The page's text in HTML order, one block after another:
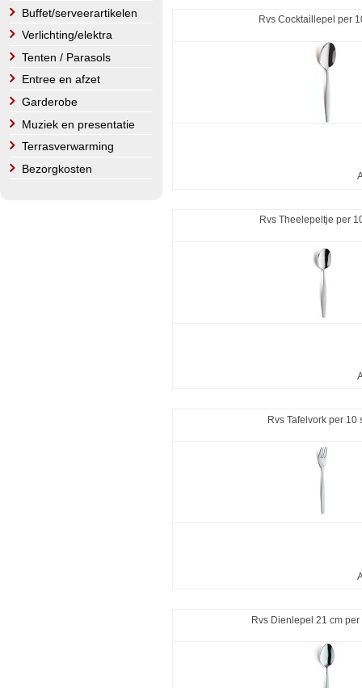
Buffet/serveerartikelen
Verlichting/elektra
Tenten / Parasols
Entree en afzet
Garderobe
Muziek en presentatie
Terrasverwarming
Bezorgkosten
Rvs Cocktaillepel per
Rvs Theelepeltje per
Rvs Tafelvork per 10
Rvs Dienlepel 21 cm per